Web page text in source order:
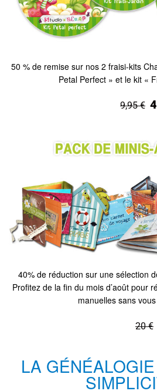
50 % de remise sur nos 2 fraisi-kits
Petal Perfect » et le kit «
9,95 €
40% de réduction sur une sélection
Profitez de la fin du mois d’août pour
manuelles sans
20 €
LA